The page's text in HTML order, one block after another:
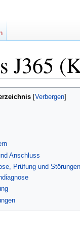
J365
Anschluss
Prüfung und Störungen